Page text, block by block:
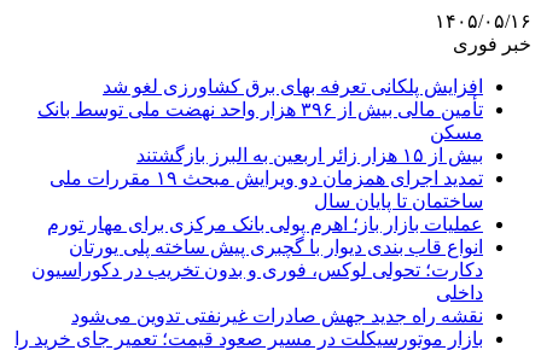
۱۴۰۵/۰۵/۱۶
خبر فوری
افزایش پلکانی تعرفه بهای برق کشاورزی لغو شد
تأمین مالی بیش از ۳۹۶ هزار واحد نهضت ملی توسط بانک
مسکن
بیش از ۱۵ هزار زائر اربعین به البرز بازگشتند
تمدید اجرای همزمان دو ویرایش مبحث ۱۹ مقررات ملی
ساختمان تا پایان سال
عملیات بازار باز؛ اهرم پولی بانک مرکزی برای مهار تورم
انواع قاب بندی دیوار با گچبری پیش ساخته پلی یورتان
دکارت؛ تحولی لوکس، فوری و بدون تخریب در دکوراسیون
داخلی
نقشه راه جدید جهش صادرات غیرنفتی تدوین می‌شود
بازار موتورسیکلت در مسیر صعود قیمت؛ تعمیر جای خرید را